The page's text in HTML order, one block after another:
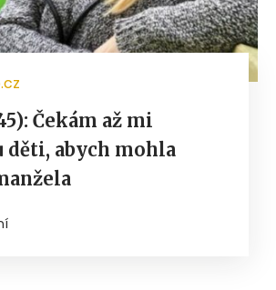
Čekám až mi
děti, abych mohla